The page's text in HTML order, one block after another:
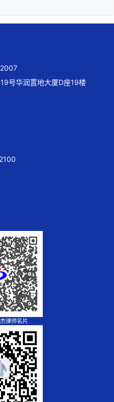
号华润置地大厦D座19楼
律师名片